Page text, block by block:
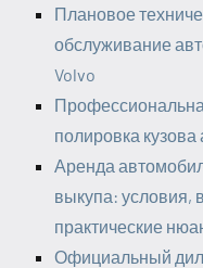
Плановое
обслуживание
Volvo
полировка
Аренда
выкупа: условия,
практические
Официальный